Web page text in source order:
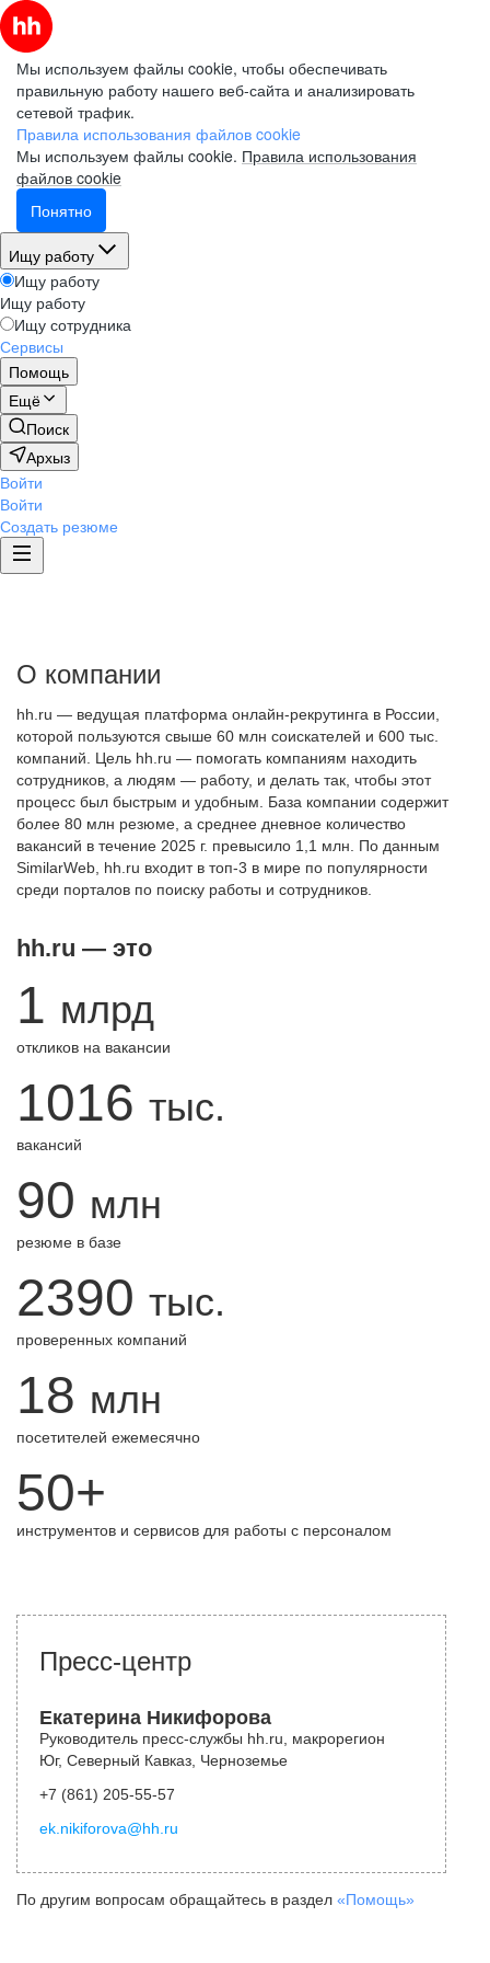
Мы используем файлы cookie, чтобы обеспечивать
правильную работу нашего веб-сайта и анализировать
сетевой трафик.
Правила использования файлов cookie
Мы используем файлы cookie. Правила использования
файлов cookie
Понятно
Ищу работу
Ищу работу
Ищу работу
Ищу сотрудника
Сервисы
Помощь
Ещё
Поиск
Архыз
Войти
Войти
Создать резюме
О компании
hh.ru — ведущая платформа онлайн-рекрутинга в России,
которой пользуются свыше 60 млн соискателей и 600 тыс.
компаний. Цель hh.ru — помогать компаниям находить
сотрудников, а людям — работу, и делать так, чтобы этот
процесс был быстрым и удобным. База компании содержит
более 80 млн резюме, а среднее дневное количество
вакансий в течение 2025 г. превысило 1,1 млн. По данным
SimilarWeb, hh.ru входит в топ-3 в мире по популярности
среди порталов по поиску работы и сотрудников.
hh.ru — это
1 млрд
откликов на вакансии
1016 тыс.
вакансий
90 млн
резюме в базе
2390 тыс.
проверенных компаний
18 млн
посетителей ежемесячно
50+
инструментов и сервисов для работы с персоналом
Пресс-центр
Екатерина Никифорова
Руководитель пресс-службы hh.ru, макрорегион
Юг, Северный Кавказ, Черноземье
+7 (861) 205-55-57
ek.nikiforova@hh.ru
По другим вопросам обращайтесь в раздел «Помощь»